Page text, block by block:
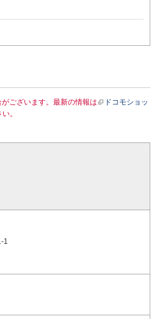
ございます。最新の情報は
ドコモショッ
。
1